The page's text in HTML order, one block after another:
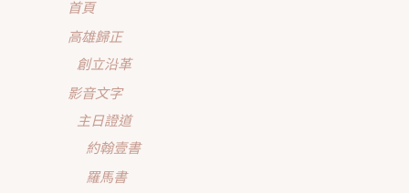
首頁
高雄歸正
創立沿革
影音文字
主日證道
約翰壹書
羅馬書